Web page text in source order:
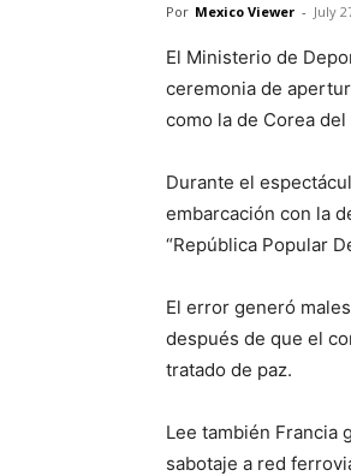
Por Mexico Viewer - July
El Ministerio de
ceremonia de
como la de Corea
Durante el
embarcación con la
“República Popular
El error generó
después de que el
tratado de paz.
Lee también Francia
sabotaje a red